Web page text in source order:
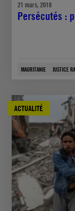
21 mars, 2018
Persécutés :
MAURITANIE JUSTICE
ACTUALITÉ